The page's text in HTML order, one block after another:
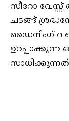
സീറോ
ചടങ്ങ്
ഡൈനിംഗ്